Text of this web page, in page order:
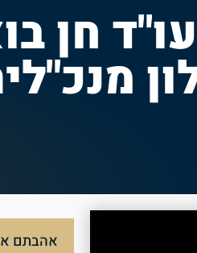
חן
אהבתם